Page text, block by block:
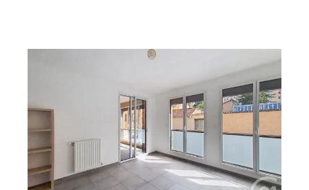
Appartement T2 à vendre
241 000 €
COEUR CROIX ROUSSE - Dans une résidence